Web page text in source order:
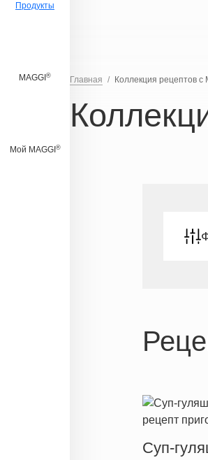
Продукты
MAGGI ®
Мой MAGGI ®
Главная Коллекция рецептов с
Суп-